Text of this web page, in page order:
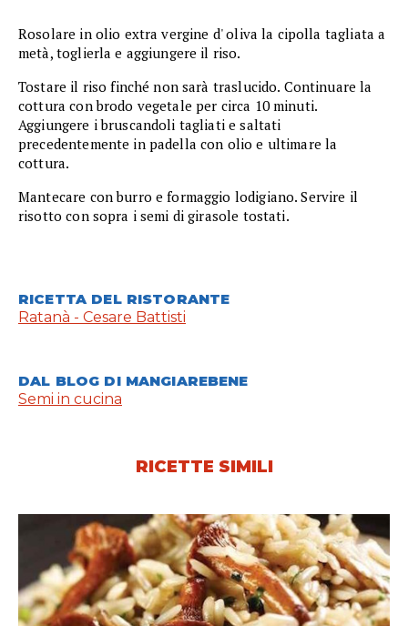
Rosolare in olio extra vergine d' oliva la cipolla tagliata a
metà, toglierla e aggiungere il riso.
Tostare il riso finché non sarà traslucido. Continuare la
cottura con brodo vegetale per circa 10 minuti.
Aggiungere i bruscandoli tagliati e saltati
precedentemente in padella con olio e ultimare la
cottura.
Mantecare con burro e formaggio lodigiano. Servire il
risotto con sopra i semi di girasole tostati.
RICETTA DEL RISTORANTE
Ratanà - Cesare Battisti
DAL BLOG DI MANGIAREBENE
Semi in cucina
RICETTE SIMILI